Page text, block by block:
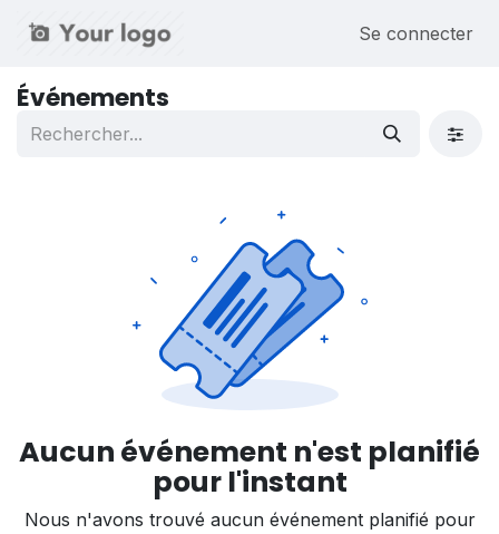
Se connecter
Événements
Aucun événement n'est planifié
pour l'instant
Nous n'avons trouvé aucun événement planifié pour